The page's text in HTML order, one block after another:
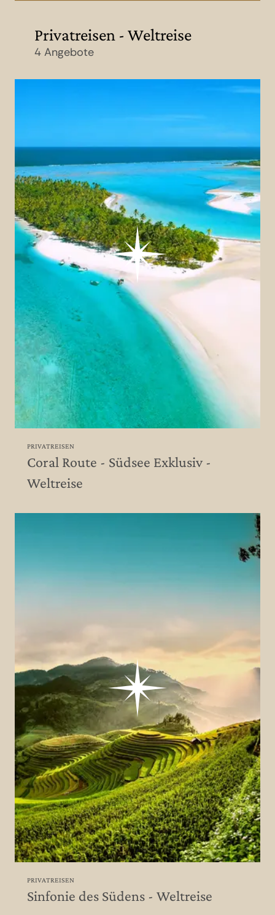
Privatreisen - Weltreise
4 Angebote
PRIVATREISEN
Coral Route - Südsee Exklusiv -
Weltreise
PRIVATREISEN
Sinfonie des Südens - Weltreise